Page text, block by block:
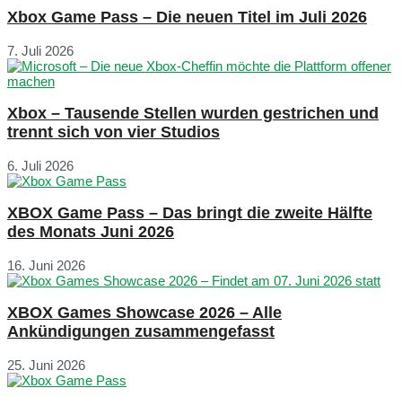
Xbox Game Pass – Die neuen Titel im Juli 2026
7. Juli 2026
Xbox – Tausende Stellen wurden gestrichen und
trennt sich von vier Studios
6. Juli 2026
XBOX Game Pass – Das bringt die zweite Hälfte
des Monats Juni 2026
16. Juni 2026
XBOX Games Showcase 2026 – Alle
Ankündigungen zusammengefasst
25. Juni 2026